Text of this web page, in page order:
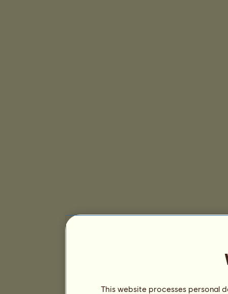
This website processes personal